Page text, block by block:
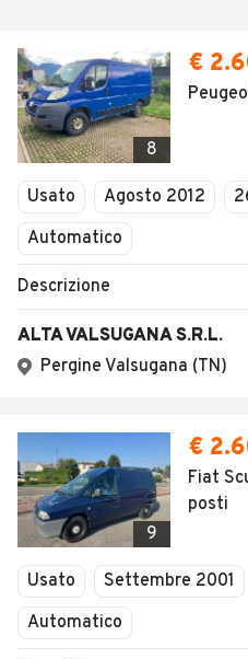
8
€
Usato Agosto 2012
Automatico
Descrizione
ALTA VALSUGANA S.R.L.
Pergine Valsugana (TN)
9
€
Fiat
posti
Usato Settembre 2001
Automatico